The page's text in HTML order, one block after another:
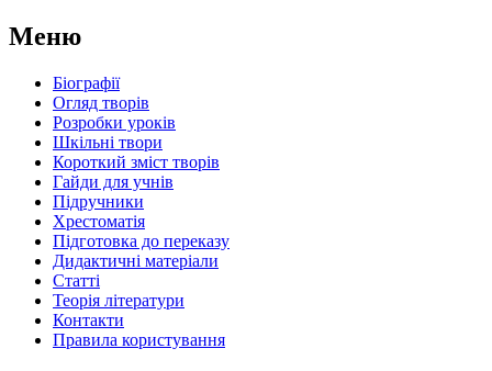
Меню
Біографії
Огляд творів
Розробки уроків
Шкільні твори
Короткий зміст творів
Гайди для учнів
Підручники
Хрестоматія
Підготовка до переказу
Дидактичні матеріали
Статті
Теорія літератури
Контакти
Правила користування